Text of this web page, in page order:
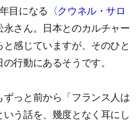
目になる 〈クウネル・サロ
永さん。日本とのカルチャー
感じていますが、そのひと
行動にあるそうです。
っと前から「フランス人は
う話を、幾度となく耳にし